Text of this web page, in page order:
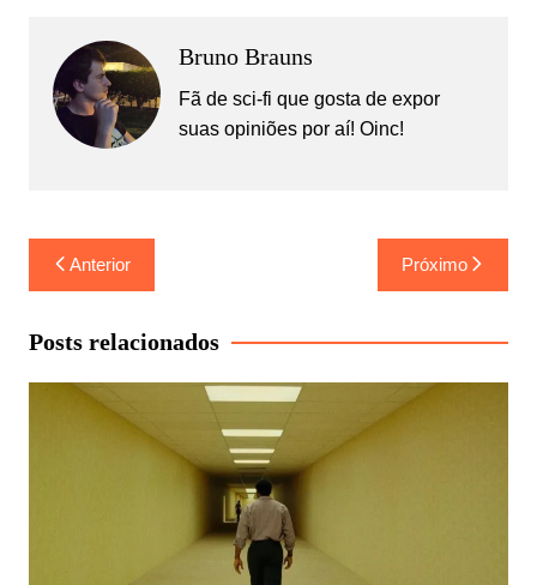
Bruno Brauns
Fã de sci-fi que gosta de expor
suas opiniões por aí! Oinc!
Navegação
de
Post
Anterior Próximo
Posts relacionados